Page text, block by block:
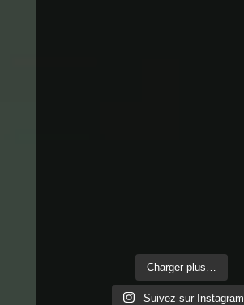
Charger plus…
Suivez sur Instagram